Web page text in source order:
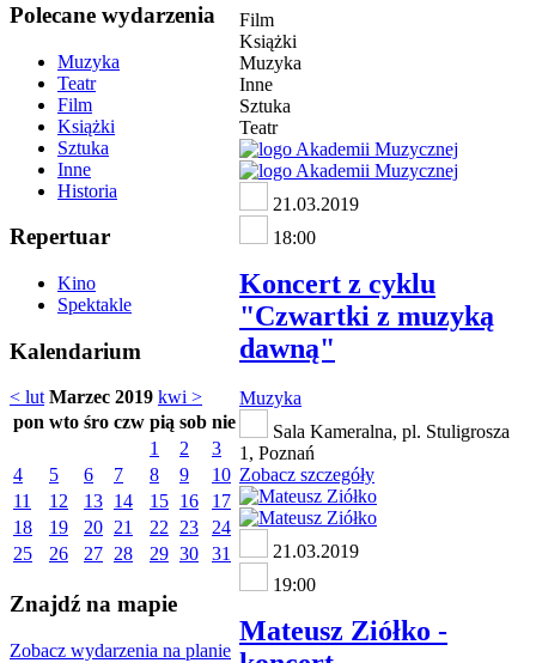
Polecane wydarzenia
Muzyka
Teatr
Film
Książki
Sztuka
Inne
Historia
Repertuar
Kino
Spektakle
Kalendarium
< lut Marzec 2019 kwi >
pon wto śro czw pią sob nie
1
2
3
4
5 6 7 8 9
10
11
12 13 14 15 16
17
18
19 20 21 22 23
24
25
26 27 28 29 30 31
Znajdź na mapie
Zobacz wydarzenia na planie
Film
Książki
Muzyka
Inne
Sztuka
Teatr
21.03.2019
18:00
Koncert z cyklu
"Czwartki z muzyką
dawną"
Muzyka
Sala Kameralna, pl. Stuligrosza
1, Poznań
Zobacz szczegóły
21.03.2019
19:00
Mateusz Ziółko -